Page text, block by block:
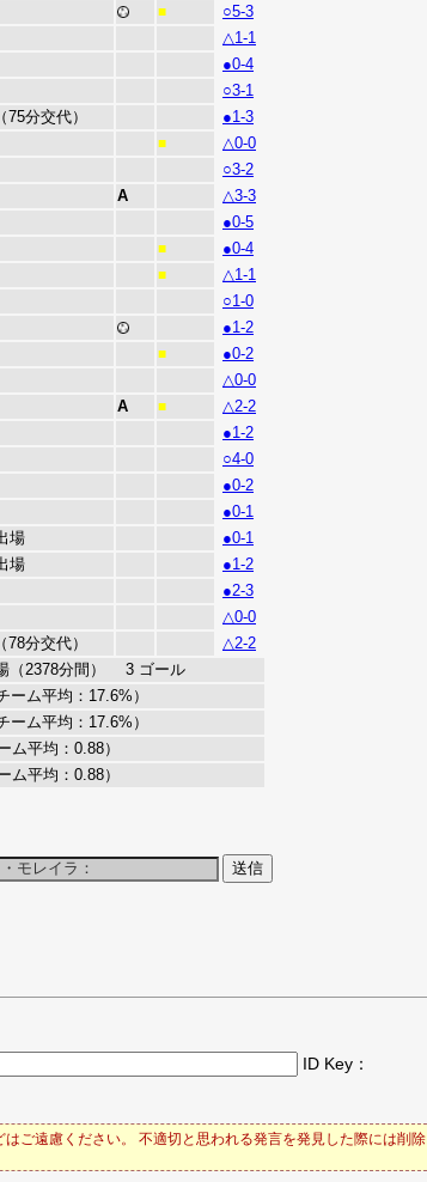
■
○5-3
△1-1
●0-4
○3-1
（75分交代）
●1-3
■
△0-0
○3-2
A
△3-3
●0-5
■
●0-4
■
△1-1
○1-0
●1-2
■
●0-2
△0-0
A ■
△2-2
●1-2
○4-0
●0-2
●0-1
場
●0-1
場
●1-2
●2-3
△0-0
（78分交代）
△2-2
（2378分間） 3 ゴール
ーム平均：17.6%）
ーム平均：17.6%）
ム平均：0.88）
ム平均：0.88）
ID Key：
ご遠慮ください。 不適切と思われる発言を発見した際には削除